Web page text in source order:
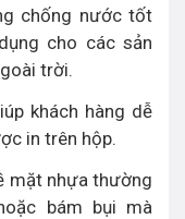
chống nước tốt
cho các sản
trời.
khách hàng dễ
in trên hộp.
mặt nhựa thường
bám bụi mà